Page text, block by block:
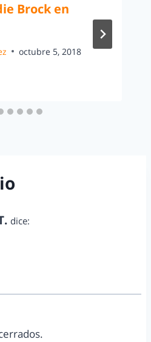
Brock en
octubre 5, 2018
dice: